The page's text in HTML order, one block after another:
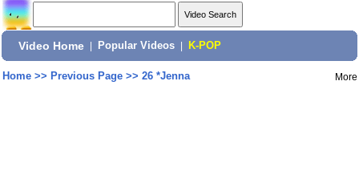
Video Home Popular Videos K-POP
Home>> Previous Page>> 26 *Jenna More